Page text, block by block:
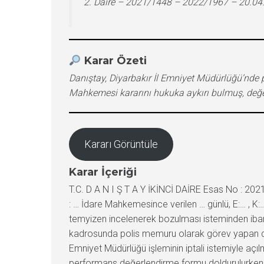
Karar Özeti
Danıştay, Diyarbakır İl Emniyet
Mahkemesi kararını hukuka aykırı bulmuş,
Kararı Görüntüle
Karar İçeriği
T.C. D A N I Ş T A Y İKİNCİ DAİRE Esas No : 2021/1448 Karar No : 2022/1967 TEMYİZ EDEN (DAVALI) : … Valiliği / … KARŞI TARAF (DAVACI) : … İSTEMİN KONUSU : … İdare Mahkemesince verilen … günlü, E:… , K:… sayılı kararın, dilekçede yazılı nedenlerle 2577 sayılı İdari Yargılama Usulü Kanunu’nun 49. maddesi uyarınca temyizen incelenerek bozulması isteminden ibarettir. YARGILAMA SÜRECİ : Dava Konusu İstem : Dava; Diyarbakır Emniyet Müdürlüğü … İlçe Emniyet Müdürlüğü kadrosunda polis memuru olarak görev yapan davacının, 2014 yılı performans değerlendirme notunun 3,90 olarak belirlenmesine ilişkin Diyarbakır Valiliği İl Emniyet Müdürlüğü işleminin iptali istemiyle açılmıştır. İlk Derece Mahkemesi Kararının Özeti : … İdare Mahkemesinin temyize konu kararıyla; davacı hakkında performans değerlendirme formu doldurulurken değerlendirme amirlerinin değerlendirme hatalarına düşmemelerini sağlamayı amaçlayan ve değerlendirme amirinin, doğru, tarafsız, adil ve objektif bir değerlendirme yapabilmesine imkân sağlayan performans gözlem ve takip formunun düzenlenmediği gürüldüğünden, söz konusu performans gözlem ve takip formu düzenlenmeden tesis edilen dava konusu işlemde hukuka uyarlık bulunmadığı sonucuna varıldığı gerekçesiyle dava konusu işlemin iptaline karar verilmiştir. TEMYİZ EDENİN İDDİALARI : Davalı idare tarafından, iptali istenilen performans değerlendirme notunun, ilgili yönetmelik doğrultusunda belirli bir zaman dilimi içerisinde yapılan gözlem sonucu oluşan takdir ve kanaat sonucu oluştuğu, davacının geçmiş sicillerin çok iyi derecede olmasının 2014 yılı içerisinde düzenlenen performans değerlendirme notununda çok iyi olması sonucunu doğurmayağı, (3,90) puanın iyi derecede performans puanı olduğu ve tesis edilen işlemin hukuka uygun olduğu ileri sürülmektedir. KARŞI TARAFIN CEVABI : Cevap verilmemiştir. DANIŞTAY TETKİK HAKİMİ : … DÜŞÜNCESİ : Temyiz isteminin kabulü ile İdare Mahkemesi kararının bozulması gerektiği düşünülmektedir. TÜRK MİLLETİ ADINA Karar veren Danıştay İkinci Dairesince, Danıştay (Kapatılan) Onaltıncı Dairesi tarafından, Danıştay Başkanlık Kurulunun 01/08/2016 günlü, K:2016/32 sayılı kararının “Ortak Hükümler” kısmının 1. fıkrası uyarınca, ayrıca bir gönderme kararı verilmeksizin Danıştay Beşinci Dairesine, Danıştay Beşinci Dairesi tarafından ise, Danıştay Başkanlık Kurulunun 18/12/2020 günlü, K:2020/62 sayılı kararının “Ortak Hükümler” kısmının 6. fıkrası uyarınca, ayrıca bir gönderme kararı verilmeksizin Dairemize iletilen dosyada, Tetkik Hakiminin açıklamaları dinlendikten ve dosyadaki belgeler incelendikten sonra gereği görüşüldü: İNCELEME VE GEREKÇE : MADDİ OLAY : Diyarbakır Emniyet Müdürlüğü … İlçe Emniyet Müdürlüğü kadrosunda polis memuru olarak görev yapan davacının, 2014 yılı performans değerlendirme notunun 3,90 olarak belirlenmesine ilişkin davalı idare işleminin iptali